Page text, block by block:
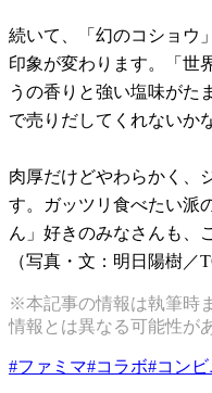
続いて、「幻のコショウ
印象が変わります。「世
うの香りと強い塩味がた
で売りだしてくれないか
肉厚だけどやわらかく、
す。ガッツリ食べたい派
ん」好きのみなさんも、
（写真・文：明日陽樹／
※本記事の情報は執筆時
情報とは異なる可能性が
#ファミマ#コラボ#コン